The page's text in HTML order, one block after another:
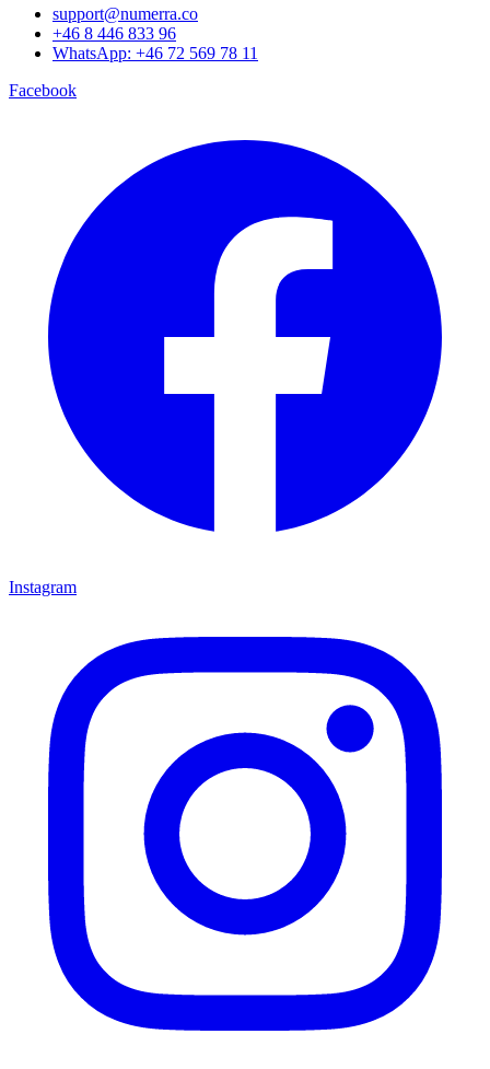
support@numerra.co
+46 8 446 833 96
WhatsApp: +46 72 569 78 11
Facebook
Instagram